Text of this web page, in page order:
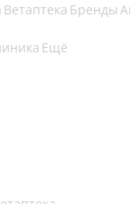
Ветаптека Бренды
Ещё